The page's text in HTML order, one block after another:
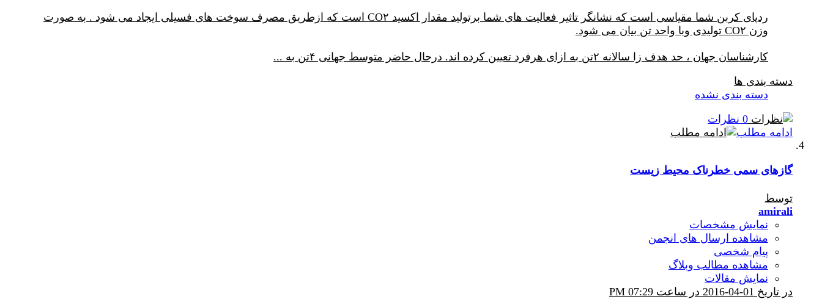
ردپای کربن شما مقیاسی است که نشانگر تاثیر فعالیت های شما برتولید مقدار اکسید CO۲ است که ازطریق مصرف سوخت های فسیلی ایجاد می شود . به صورت
وزن CO۲ تولیدی وبا واحد تن بیان می شود.
کارشناسان جهان ، حد هدف زا سالانه ۲تن به ازای هرفرد تعیین کرده اند. درحال حاضر متوسط جهانی ۴تن به
...
دسته بندی ها
دسته بندی نشده
0 نظرات
ادامه مطلب
گازهای سمی خطرناک محیط زیست
توسط
amirali
نمایش مشخصات
مشاهده ارسال های انجمن
پیام شخصی
مشاهده مطالب وبلاگ
نمایش مقالات
در تاریخ 01-04-2016 در ساعت 07:29 PM